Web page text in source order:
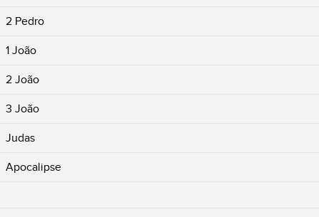
2 Pedro
1 João
2 João
3 João
Judas
Apocalipse